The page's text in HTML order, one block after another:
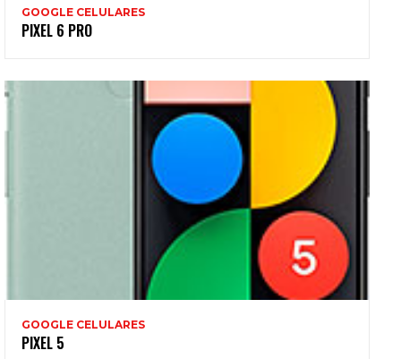
GOOGLE CELULARES
PIXEL 6 PRO
GOOGLE CELULARES
PIXEL 5